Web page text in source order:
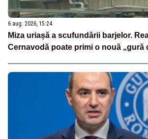
6 aug. 2026, 15:24
Miza uriașă a scufundării barjelor.
Cernavodă poate primi o nouă „gură